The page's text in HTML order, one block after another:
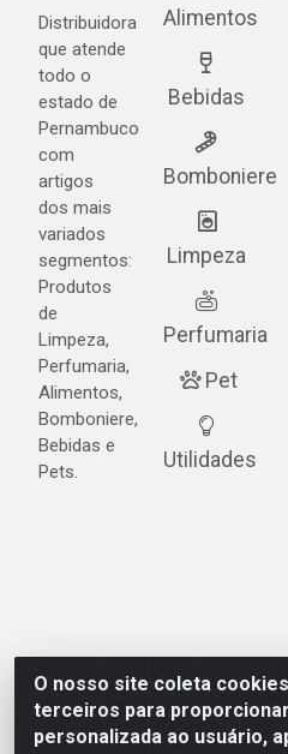
O nosso site coleta
terceiros para
personalizada ao usuário,
Distribuidora
que atende
todo o
estado de
Pernambuco
com
artigos
dos mais
variados
segmentos:
Produtos
de
Limpeza,
Perfumaria,
Alimentos,
Bomboniere,
Bebidas e
Pets.
Alimentos
Bebidas
Bomboniere
Limpeza
Perfumaria
Pet
Utilidades
Cardeal Distribuidora -
do Moura - Caruaru/PE -